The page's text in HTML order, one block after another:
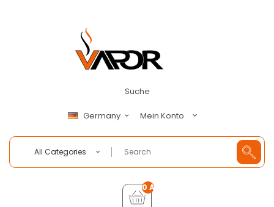
Suche
Germany Mein Konto
All Categories
0 Artikel - €0,00